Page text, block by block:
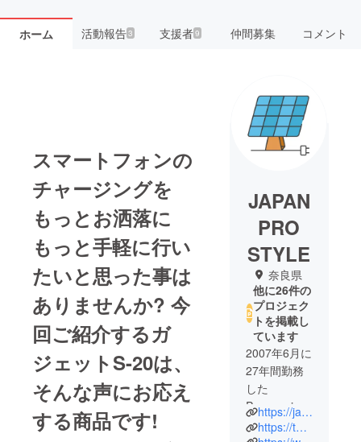
ホーム 活動報告3 支援者9 仲間募集 コメント
スマートフォンの
チャージングを
もっとお洒落に
もっと手軽に行い
たいと思った事は
ありませんか? 今
回ご紹介するガ
ジェットS-20は、
そんな声にお応え
する商品です!
JAPAN
PRO
STYLE
奈良県
他に26件の
プロジェク
トを掲載し
ています
2007年6月に
27年間勤務
した
Panasonicを
早期退職。
https://japanpro.official.ec/
https://twitter.com/Pro48851344